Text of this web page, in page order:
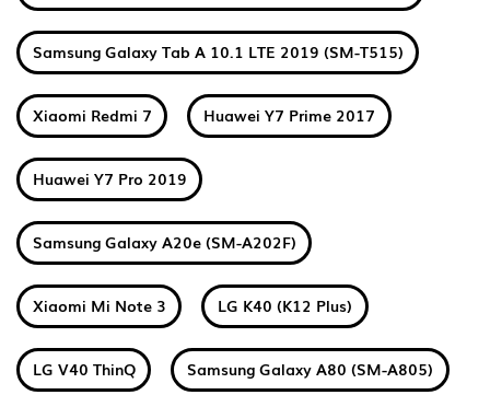
Samsung Galaxy Tab A 10.1 LTE 2019 (SM-T515)
Xiaomi Redmi 7 Huawei Y7 Prime 2017
Huawei Y7 Pro 2019
Samsung Galaxy A20e (SM-A202F)
Xiaomi Mi Note 3 LG K40 (K12 Plus)
LG V40 ThinQ Samsung Galaxy A80 (SM-A805)